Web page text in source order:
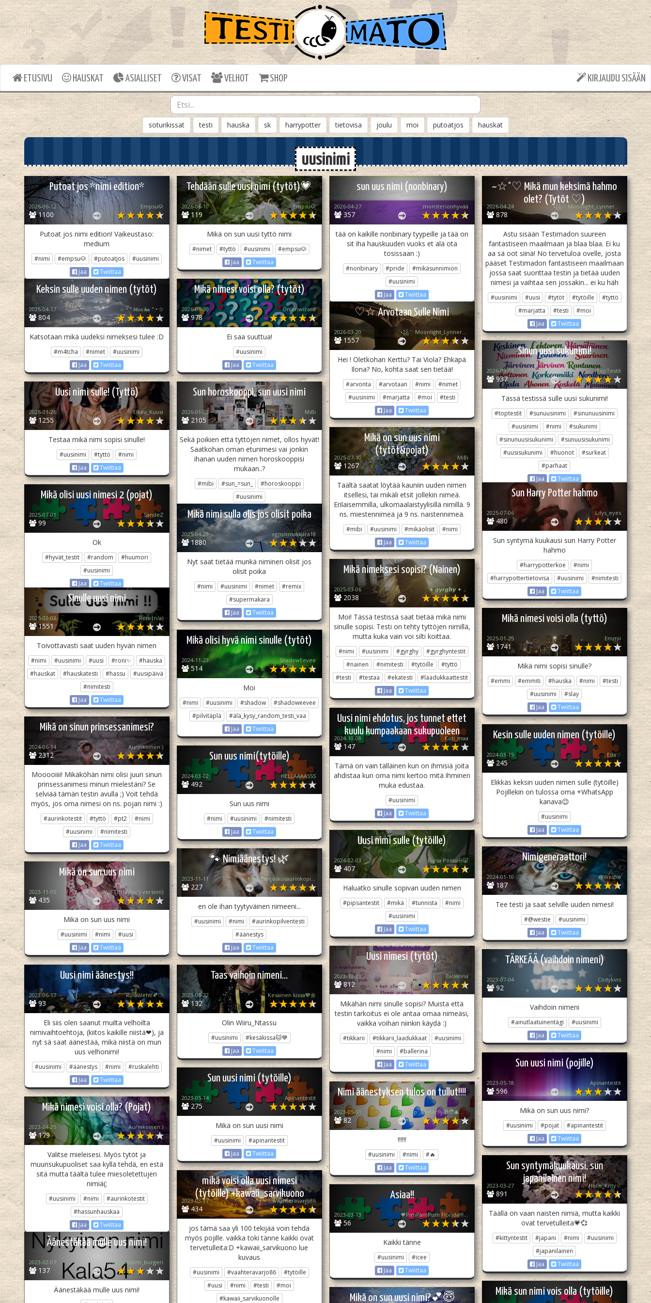
ETUSIVU HAUSKAT ASIALLISET VISAT VELHOT SHOP KIRJAUDU SISÄÄN
soturikissat testi hauska sk harrypotter tietovisa joulu moi putoatjos hauskat
uusinimi
Putoat jos *nimi edition*
1100
2026-06-12 Empsu🐶
Putoat jos nimi edition! Vaikeustaso:
medium
#nimi #empsu🐶 #putoatjos
#uusinimi
Jaa
Twiittaa
Tehdään sulle uusi nimi (tytöt)💗
119
2026-06-10 Empsu🐶
Mikä on sun uusi tyttö nimi
#nimet #tyttö #uusinimi
#empsu🐶
Jaa
Twiittaa
sun uus nimi (nonbinary)
357
2026-04-27 monsterionhyvää
tää on kaikille nonbinary tyypeille ja tää on
sit iha hauskuuden vuoks et älä ota
tosissaan :)
#nonbinary #pride
#mikäsunnimion
#uusinimi
Jaa
Twiittaa
~☆°♡ Mikä mun keksimä hahmo
olet? (Tytöt ♡)
878
2026-04-24 ꧁♡ Moonlight_Lynner_Lover ♡꧂
Astu sisään Testimadon suureen
fantastiseen maailmaan ja blaa blaa. Ei ku
aa sä oot siinä! No tervetuloa ovelle, josta
pääset Testimadon fantastiseen maailmaan
jossa saat suorittaa testin ja tietää uuden
nimesi ja vaihtaa sen jossakin... ei ku häh
#uusinimi #uusi #tytöt #tytöille
#tyttö
#marjatta
#testi
#moi
Jaa
Twiittaa
Keksin sulle uuden nimen (tytöt)
804
2026-04-17 ☆ •." 𝑀𝑎𝑡𝑐𝒉𝒂 ".• ✩
Katsotaan mikä uudeksi nimeksesi tulee :D
#m4tcha #nimet
#uusinimi
Jaa
Twiittaa
Mikä nimesi voisi olla? (tytöt)
978
2026-03-30 Onionwizard
Ei saa suuttua!
#uusinimi
Jaa
Twiittaa
♡☆ Arvotaan Sulle Nimi
1557
2026-03-20 ꧁♡ Moonlight_Lynner_Lover ♡꧂
Hei ! Oletkohan Kerttu? Tai Viola? Ehkäpä
Ilona? No, kohta saat sen tietää!
#arvonta #arvotaan #nimi
#nimet
#uusinimi
#marjatta #moi
#testi
Jaa
Twiittaa
Sinun uusi sukunimi!
937
2026-03-03 TopTestit
Tässä testissä sulle uusi sukunimi!
#toptestit #sunuusinimi
#sinunuusinimi
#uusinimi
#nimi
#sukunimi
#sinunuusisukunimi
#sunuusisukunimi
#uusisukunimi
#huonot
#surkeat
#parhaat
Jaa
Twiittaa
Uusi nimi sulle! (Tyttö)
1255
2026-01-26 Elkku_Kuusi
Testaa mikä nimi sopisi sinulle!
#uusinimi #tyttö
#nimi
Jaa
Twiittaa
Sun horoskooppi, sun uusi nimi
2105
2026-01-03 MiBi
Sekä poikien että tyttöjen nimet, ollos hyvät!
Saatkohan oman etunimesi vai jonkin
ihanan uuden nimen horoskooppisi
mukaan..?
#mibi #sun_=sun_
#horoskooppi
#uusinimi
Jaa
Twiittaa
Mikä on sun uus nimi
(tytöt&pojat)
1267
2025-07-10 MiBi
Täältä saatat löytää kauniin uuden nimen
itsellesi, tai mikäli etsit jollekin nimeä.
Erilaisemmilla, ulkomaalaistyylisillä nimillä. 9
ns. miestennimeä ja 9 ns. naistennimeä.
#mibi #uusinimi #mikäolisit
#nimi
Jaa
Twiittaa
Sun Harry Potter hahmo
480
2025-07-06 Lilys_eyes
Sun syntymä kuukausi sun Harry Potter
hahmo
#harrypotterkoe
#nimi
#harrypottertietovisa
#uusinimi
#nimitesti
Jaa
Twiittaa
Mikä olisi uusi nimesi 2 (pojat)
99
2025-07-01 SandeZ
Ok
#hyvät_testit #random
#huumori
#uusinimi
Jaa
Twiittaa
Mikä nimi sulla olis jos olisit poika
1880
2025-04-28 remixmakkara18
Nyt saat tietää munkä niminen olisit jos
olisit poika
#nimi #uusinimi #nimet
#remix
#supermakara
Jaa
Twiittaa
Mikä nimeksesi sopisi? (Nainen)
2038
2025-03-06 「 ✦ 𝙜𝙮𝙧𝙜𝙝𝙮 ✦ 」
Moi! Tässä testissä saat tietää mikä nimi
sinulle sopisi. Testi on tehty tyttöjen nimillä,
mutta kuka vain voi silti koittaa.
#nimi #uusinimi #gyrghy
#gyrghyntestit
#nainen
#nimitesti #tytöille
#tyttö
#testi
#testaa #ekatesti
#laadukkaattestit
Jaa
Twiittaa
Sinulle uusi nimi
1551
2025-02-03 Roni (n/a)
Toivottavasti saat uuden hyvän nimen
#nimi #uusinimi #uusi #roni✨
#hauska
#hauskat
#hauskatesti #hassu
#uusipäivä
#nimitesti
Jaa
Twiittaa
Mikä nimesi voisi olla (tyttö)
1741
2025-01-25 Emmii
Mikä nimi sopisi sinulle?
#emmi #emmiti #hauska #nimi
#testi
#uusinimi
#slay
Jaa
Twiittaa
Mikä olisi hyvä nimi sinulle (tytöt)
514
2024-11-23 ShadowEevee
Moi
#nimi #uusinimi #shadow
#shadoweevee
#pilvitäplä
#älä_kysy_random_testi_vaa
Jaa
Twiittaa
Uusi nimi ehdotus, jos tunnet ettet
kuulu kumpaakaan sukupuoleen
147
2024-10-08 Koti_maa
Tämä on vain tälläinen kun on ihmisiä joita
ahdistaa kun oma nimi kertoo mitä ihminen
muka edustaa.
#uusinimi
Jaa
Twiittaa
Mikä on sinun prinsessanimesi?
2312
2024-06-14 Aurinkoinen:)
Mooooiiii! Mikäköhän nimi olisi juuri sinun
prinsessanimesi minun mielestäni? Se
selviää tämän testin avulla ;) Voit tehdä
myös, jos oma nimesi on ns. pojan nimi :)
#aurinkotestit #tyttö #pt2
#nimi
#uusinimi
#nimitesti
Jaa
Twiittaa
Kesin sulle uuden nimen (tytöille)
245
2024-03-15 Eda♡
Elikkäs keksin uuden nimen sulle (tytöille)
Pojillekin on tulossa oma +WhatsApp
kanava😉
#uusinimi
Jaa
Twiittaa
Sun uus nimi(tytöille)
492
2024-03-02 HELLAAAASSS
Sun uus nimi
#nimi #uusinimi
#nimitesti
Jaa
Twiittaa
Uusi nimi sulle (tytöille)
407
2024-02-03 Pipsa Possu🐽🐷
Haluatko sinulle sopivan uuden nimen
#pipsantestit #mikä #tunnista
#nimi
#uusinimi
Jaa
Twiittaa
Nimigeneraattori!
187
2024-01-10 @Westie
Tee testi ja saat selville uuden nimesi!
#@westie
#uusinimi
Jaa
Twiittaa
🐾 Nimiäänestys! 🌿
227
2023-11-11 Moi (olinjoskusaurinkopilvijaloppasin)
en ole ihan tyytyväinen nimeeni...
#uusinimi #nimi
#aurinkopilventesti
#äänestys
Jaa
Twiittaa
Mikä on sun uus nimi
435
2023-11-05 SWIFTIE(taylor's version)
Mikä on sun uus nimi
#uusinimi #nimi
#uusi
Jaa
Twiittaa
Uusi nimesi (tytöt)
812
2023-10-21 Ballerina
Mikähän nimi sinulle sopisi? Muista että
testin tarkoitus ei ole antaa omaa nimeäsi,
vaikka voihan niinkin käydä :)
#tikkarii #tikkarii_laadukkaat
#uusinimi
#nimi
#ballerina
Jaa
Twiittaa
TÄRKEÄÄ (vaihdoin nimeni)
92
2023-07-04 Codykins
Vaihdoin nimeni
#ainutlaatuinentägi
#uusinimi
Jaa
Twiittaa
Taas vaihoin nimeni...
132
2023-06-22 Kesäinen kissa💙🌼
Olin Wiiru_Ntassu
#uusinimi
#kesäkissa🐱💙
Jaa
Twiittaa
Uusi nimi äänestys!!
93
2023-06-17 Ruskalehti🍂🤍
Eli siis olen saanut muilta velhoilta
nimivaihtoehtoja, (kiitos kaikille niistä❤), ja
nyt sä saat äänestää, mikä niistä on mun
uus velhonimi!
#uusinimi #äänestys #nimi
#ruskalehti
Jaa
Twiittaa
Sun uusi nimi (pojille)
596
2023-05-18 Apinantestit
Mikä on sun uus nimi?
#uusinimi #pojat
#apinantestit
Jaa
Twiittaa
Sun uusi nimi (tytöille)
275
2023-05-14 Apinantestit
Mikä on sun uusi nimi
#uusinimi
#apinantestit
Jaa
Twiittaa
Nimi äänestyksen tulos on tullut!!!!
82
2023-05-01 Tiptap _butterfly🎁🧑‍🎄🎅🎄
!!!!!!
#uusinimi #nimi
#🔥
Jaa
Twiittaa
Mikä nimesi voisi olla? (Pojat)
179
2023-04-25 Aurinkoinen:)
Valitse mieleisesi. Myös tytöt ja
muunsukupuoliset saa kyllä tehdä, en estä
sitä mutta täältä tulee miesoletettujen
nimiä(;
#uusinimi #nimi
#aurinkotestit
#hassunhauskaa
Jaa
Twiittaa
Sun syntymäkuukausi, sun
japanilainen nimi!
891
2023-03-27 Hello_Kitty♧
Täällä on vaan naisten nimiä, mutta kaikki
ovat tervetulleita💗💞
#kittyntestit #japani #nimi
#uusinimi
#japanilainen
Jaa
Twiittaa
mikä voisi olla uusi nimesi
(tytöille) +kawaii_sarvikuono
434
2023-03-17 Vaahteravarjo86
jos tämä saa yli 100 tekijää voin tehdä
myös pojille. vaikka toki tänne kaikki ovat
tervetulleita:D +kawaii_sarvikuono lue
kuvaus
#uusinimi #vaahteravarjo86
#tytöille
#uusi
#nimi #testi
#moi
#kawaii_sarvikuonolle
Asiaa!!
56
2023-03-13 💗PimPamPum Florida!!! Ttpd-Varjis💗✨Joka On Maailman isoin Swiftie ja kuuntelee Ttpd:tä kokoajan✨Ja tanssii neljä kertaa viikossa putkeen Ja Kohta Haastaa tyhmän puun oikeuteen samalla kun istuu piilossa ja leikkii superspaita ja kuuntelee Taytä💃🏼💗🌳💘
Kaikki tänne
#uusinimi
#icee
Jaa
Twiittaa
Äänestäkää mulle uus nimi!
137
2023-02-07 Joku_random_burgeri
Äänestäkää mulle uus nimi! Mikä sun nimi vois olla (tytöille)
Mikä on sun uusi nimi?💕😇